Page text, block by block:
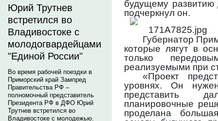
Юрий Трутнев
встретился во
Владивостоке с
молодогвардейцами
"Единой России"
Во время рабочей поездки в
Приморский край Зампред
Правительства РФ –
полномочный представитель
Президента РФ в ДФО Юрий
Трутнев встретился во
Владивостоке с молодежью.
будущему развитию
подчеркнул он.
Губернатор
которые лягут в
только
реализуемыми при
«Проект
уровнях. Он
представить
планировочные
проделана